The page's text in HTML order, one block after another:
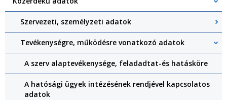
Szervezeti, személyzeti adatok
Tevékenységre, működésre vonatkozó adatok
A szerv alaptevékenysége, feladadtat-és hatásköre
A hatósági ügyek intézésének rendjével kapcsolatos
adatok